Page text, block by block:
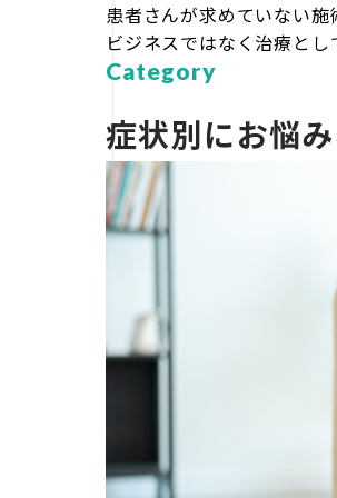
患者さんが求めていない
ビジネスではなく治療とし
Category
症状別にお悩